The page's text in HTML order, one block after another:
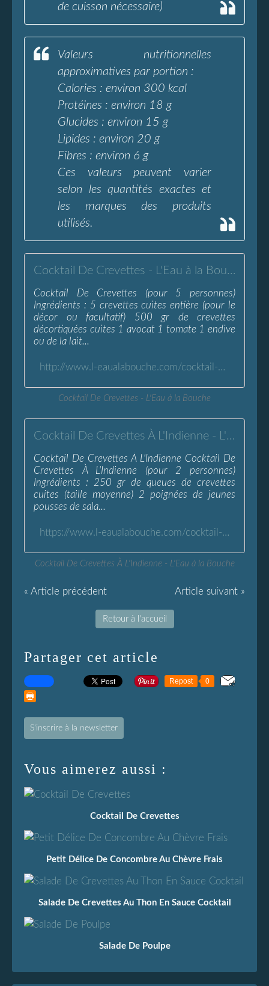
de cuisson nécessaire)
Valeurs nutritionnelles
approximatives par portion :
Calories : environ 300 kcal
Protéines : environ 18 g
Glucides : environ 15 g
Lipides : environ 20 g
Fibres : environ 6 g
Ces valeurs peuvent varier
selon les quantités exactes et
les marques des produits
utilisés.
Cocktail De Crevettes - L'Eau à la Bouche
Cocktail De Crevettes (pour 5 personnes)
Ingrédients : 5 crevettes cuites entière (pour le
décor ou facultatif) 500 gr de crevettes
décortiquées cuites 1 avocat 1 tomate 1 endive
ou de la lait...
http://www.l-eaualabouche.com/cocktail-crevettes.html
Cocktail De Crevettes - L'Eau à la Bouche
Cocktail De Crevettes À L'Indienne - L'Eau à la Bouche
Cocktail De Crevettes À L'Indienne Cocktail De
Crevettes À L'Indienne (pour 2 personnes)
Ingrédients : 250 gr de queues de crevettes
cuites (taille moyenne) 2 poignées de jeunes
pousses de sala...
https://www.l-eaualabouche.com/cocktail-de-crevettes-indienne.html
Cocktail De Crevettes À L'Indienne - L'Eau à la Bouche
« Article précédent Article suivant »
Retour à l'accueil
Partager cet article
Repost 0
S'inscrire à la newsletter
Vous aimerez aussi :
Cocktail De Crevettes
Petit Délice De Concombre Au Chèvre Frais
Salade De Crevettes Au Thon En Sauce Cocktail
Salade De Poulpe